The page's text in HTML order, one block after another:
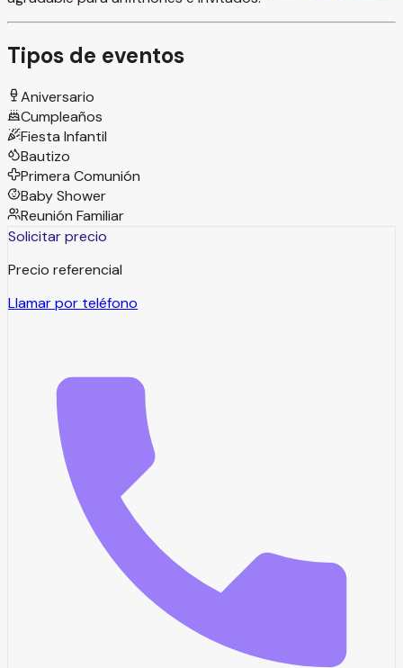
Tipos de eventos
Aniversario
Cumpleaños
Fiesta Infantil
Bautizo
Primera Comunión
Baby Shower
Reunión Familiar
Solicitar precio
Precio referencial
Llamar por teléfono